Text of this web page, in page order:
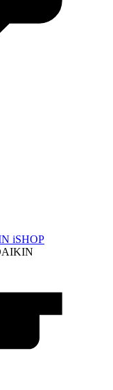
iSHOP